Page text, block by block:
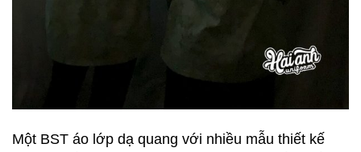
Một BST áo lớp dạ quang với nhiều mẫu thiết kế